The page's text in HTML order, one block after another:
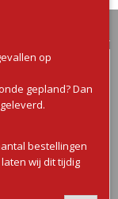
op
gepland? Dan
bestellingen
wij dit tijdig